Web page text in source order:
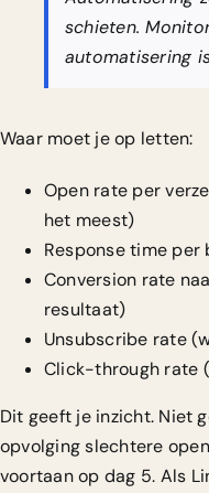
schieten.
automatisering
Waar moet je op letten:
Open rate per
het meest)
Response time per
Conversion rate
resultaat)
Unsubscribe rate
Click-through rate
Dit geeft je inzicht. Niet
opvolging slechtere
voortaan op dag 5. Als